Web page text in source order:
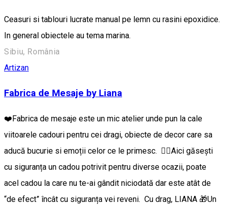
Ceasuri si tablouri lucrate manual pe lemn cu rasini epoxidice.
In general obiectele au tema marina.
Sibiu, România
Artizan
Fabrica de Mesaje by Liana
❤️Fabrica de mesaje este un mic atelier unde pun la cale
viitoarele cadouri pentru cei dragi, obiecte de decor care sa
aducă bucurie si emoții celor ce le primesc. 👉🏼Aici găsești
cu siguranța un cadou potrivit pentru diverse ocazii, poate
acel cadou la care nu te-ai gândit niciodată dar este atât de
“de efect” încât cu siguranța vei reveni. Cu drag, LIANA 🎁Un